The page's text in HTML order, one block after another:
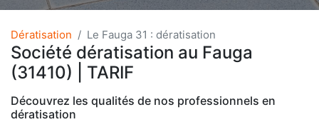
Dératisation Le Fauga 31 : dératisation
Société dératisation au Fauga
(31410) | TARIF
Découvrez les qualités de nos professionnels en
dératisation